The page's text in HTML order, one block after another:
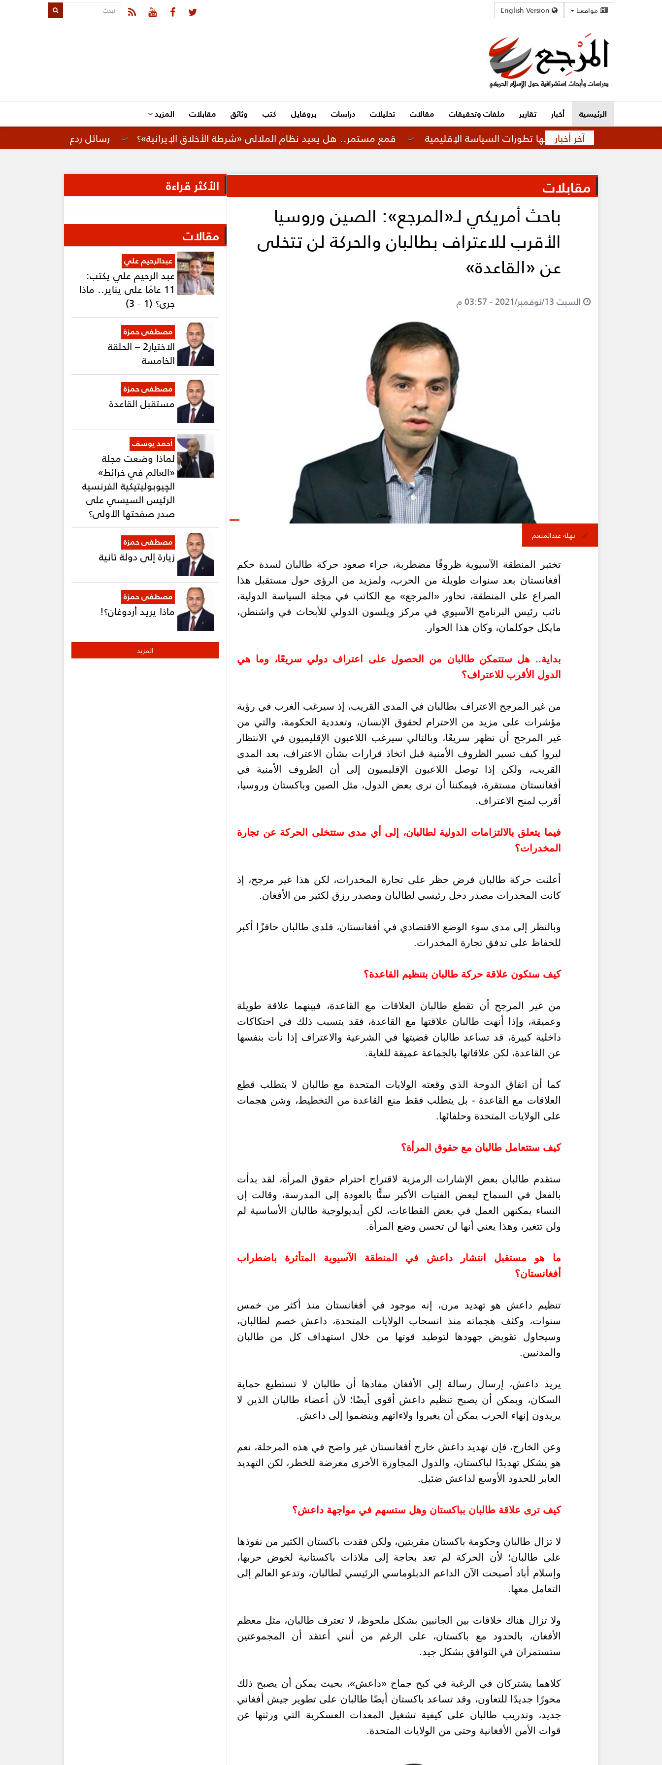
مواقعنا
الرئيسية أخبار تقارير ملفات وتحقيقات مقالات تحليلات دراسات بروفايل كتب وثائق مقابلات المزيد
آخر أخبار رسائل ردع لإيران.. تحركات أمريكية قمع مستمر.. هل يعيد نظام الملالي «شرطة الأخلاق الإيرانية»؟ متوترة تفرضها تطورات السياسة الإقليمية
مقابلات
باحث أمريكي لـ«المرجع»: الصين وروسيا
الأقرب للاعتراف بطالبان والحركة لن تتخلى
عن «القاعدة»
السبت 13/نوفمبر/2021 - 03:57 م
نهلة عبدالمنعم
تختبر المنطقة الآسيوية ظروفًا مضطربة، جراء صعود حركة طالبان لسدة حكم
أفغانستان بعد سنوات طويلة من الحرب، ولمزيد من الرؤى حول مستقبل هذا
الصراع على المنطقة، تحاور «المرجع» مع الكاتب في مجلة السياسة الدولية،
نائب رئيس البرنامج الآسيوي في مركز ويلسون الدولي للأبحاث في واشنطن،
مايكل جوكلمان، وكان هذا الحوار.
بداية.. هل ستتمكن طالبان من الحصول على اعتراف دولي سريعًا، وما هي
الدول الأقرب للاعتراف؟
من غير المرجح الاعتراف بطالبان في المدى القريب، إذ سيرغب الغرب في رؤية
مؤشرات على مزيد من الاحترام لحقوق الإنسان، وتعددية الحكومة، والتي من
غير المرجح أن تظهر سريعًا، وبالتالي سيرغب اللاعبون الإقليميون في الانتظار
ليروا كيف تسير الظروف الأمنية قبل اتخاذ قرارات بشأن الاعتراف، بعد المدى
القريب، ولكن إذا توصل اللاعبون الإقليميون إلى أن الظروف الأمنية في
أفغانستان مستقرة، فيمكننا أن نرى بعض الدول، مثل الصين وباكستان وروسيا،
أقرب لمنح الاعتراف.
فيما يتعلق بالالتزامات الدولية لطالبان، إلى أي مدى ستتخلى الحركة عن تجارة
المخدرات؟
أعلنت حركة طالبان فرض حظر على تجارة المخدرات، لكن هذا غير مرجح، إذ
كانت المخدرات مصدر دخل رئيسي لطالبان ومصدر رزق لكثير من الأفغان.
وبالنظر إلى مدى سوء الوضع الاقتصادي في أفغانستان، فلدى طالبان حافزًا أكبر
للحفاظ على تدفق تجارة المخدرات.
كيف ستكون علاقة حركة طالبان بتنظيم القاعدة؟
من غير المرجح أن تقطع طالبان العلاقات مع القاعدة، فبينهما علاقة طويلة
وعميقة، وإذا أنهت طالبان علاقتها مع القاعدة، فقد يتسبب ذلك في احتكاكات
داخلية كبيرة، قد تساعد طالبان قضيتها في الشرعية والاعتراف إذا نأت بنفسها
عن القاعدة، لكن علاقاتها بالجماعة عميقة للغاية.
كما أن اتفاق الدوحة الذي وقعته الولايات المتحدة مع طالبان لا يتطلب قطع
العلاقات مع القاعدة - بل يتطلب فقط منع القاعدة من التخطيط، وشن هجمات
على الولايات المتحدة وحلفائها.
كيف ستتعامل طالبان مع حقوق المرأة؟
ستقدم طالبان بعض الإشارات الرمزية لاقتراح احترام حقوق المرأة، لقد بدأت
بالفعل في السماح لبعض الفتيات الأكبر سنًّا بالعودة إلى المدرسة، وقالت إن
النساء يمكنهن العمل في بعض القطاعات، لكن أيديولوجية طالبان الأساسية لم
ولن تتغير، وهذا يعني أنها لن تحسن وضع المرأة.
ما هو مستقبل انتشار داعش في المنطقة الآسيوية المتأثرة باضطراب
أفغانستان؟
تنظيم داعش هو تهديد مرن، إنه موجود في أفغانستان منذ أكثر من خمس
سنوات، وكثف هجماته منذ انسحاب الولايات المتحدة، داعش خصم لطالبان،
وسيحاول تقويض جهودها لتوطيد قوتها من خلال استهداف كل من طالبان
والمدنيين.
يريد داعش، إرسال رسالة إلى الأفغان مفادها أن طالبان لا تستطيع حماية
السكان، ويمكن أن يصبح تنظيم داعش أقوى أيضًا؛ لأن أعضاء طالبان الذين لا
يريدون إنهاء الحرب يمكن أن يغيروا ولاءاتهم وينضموا إلى داعش.
وعن الخارج، فإن تهديد داعش خارج أفغانستان غير واضح في هذه المرحلة، نعم
هو يشكل تهديدًا لباكستان، والدول المجاورة الأخرى معرضة للخطر، لكن التهديد
العابر للحدود الأوسع لداعش ضئيل.
كيف ترى علاقة طالبان بباكستان وهل ستسهم في مواجهة داعش؟
لا تزال طالبان وحكومة باكستان مقربتين، ولكن فقدت باكستان الكثير من نفوذها
على طالبان؛ لأن الحركة لم تعد بحاجة إلى ملاذات باكستانية لخوض حربها،
وإسلام أباد أصبحت الآن الداعم الدبلوماسي الرئيسي لطالبان، وتدعو العالم إلى
التعامل معها.
ولا تزال هناك خلافات بين الجانبين بشكل ملحوظ، لا تعترف طالبان، مثل معظم
الأفغان، بالحدود مع باكستان، على الرغم من أنني أعتقد أن المجموعتين
ستستمران في التوافق بشكل جيد.
كلاهما يشتركان في الرغبة في كبح جماح «داعش»، بحيث يمكن أن يصبح ذلك
محورًا جديدًا للتعاون، وقد تساعد باكستان أيضًا طالبان على تطوير جيش أفغاني
جديد، وتدريب طالبان على كيفية تشغيل المعدات العسكرية التي ورثتها عن
قوات الأمن الأفغانية وحتى من الولايات المتحدة.
الأكثر قراءة
مقالات
عبدالرحيم علي
عبد الرحيم علي يكتب:
11 عامًا على يناير.. ماذا
جرى؟ (1 - 3)
مصطفى حمزة
الاختيار2 – الحلقة
الخامسة
مصطفى حمزة
مستقبل القاعدة
أحمد يوسف
لماذا وضعت مجلة
«العالم في خرائط»
الچيوبوليتيكية الفرنسية
الرئيس السيسي على
صدر صفحتها الأولى؟
مصطفى حمزة
زيارة إلى دولة تانية
مصطفى حمزة
ماذا يريد أردوغان؟!
المزيد